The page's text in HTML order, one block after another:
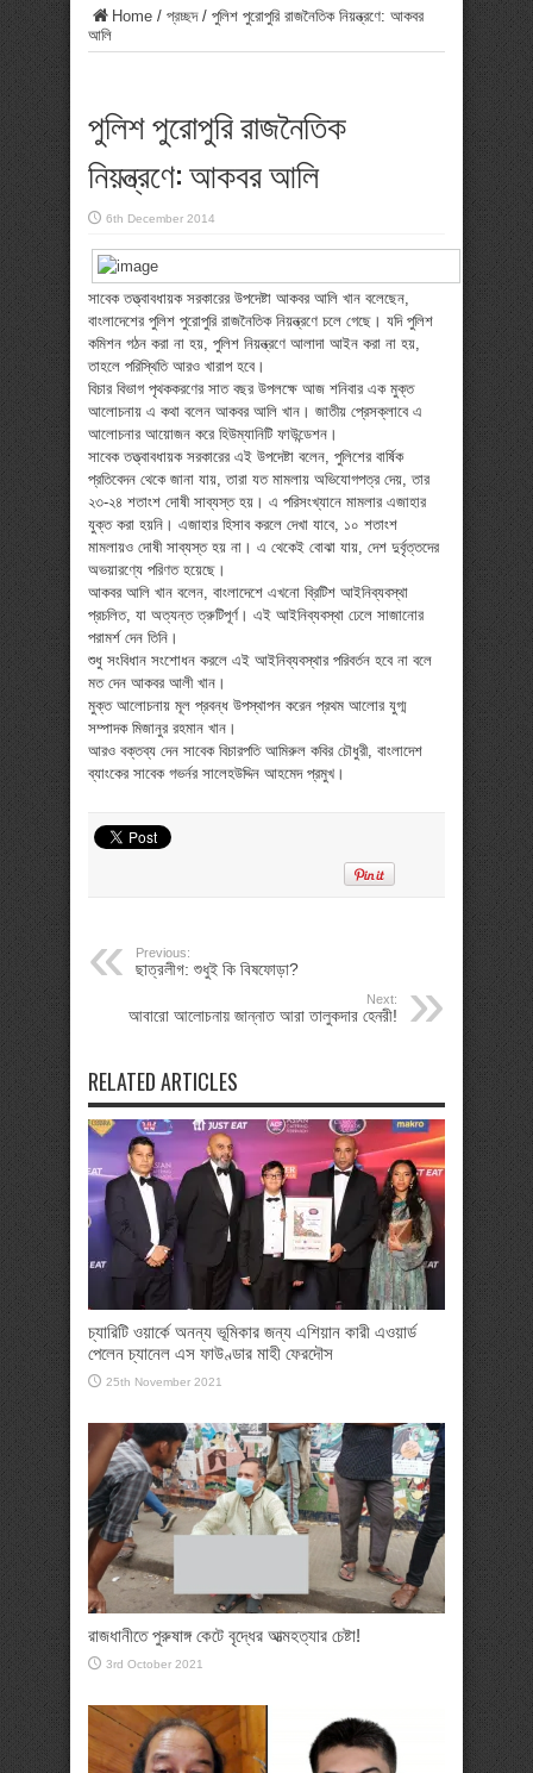
Home / প্রচ্ছদ/ পুলিশ পুরোপুরি রাজনৈতিক নিয়ন্ত্রণে: আকবর
আলি
পুলিশ পুরোপুরি রাজনৈতিক
নিয়ন্ত্রণে: আকবর আলি
6th December 2014
সাবেক তত্ত্বাবধায়ক সরকারের উপদেষ্টা আকবর আলি খান বলেছেন,
বাংলাদেশের পুলিশ পুরোপুরি রাজনৈতিক নিয়ন্ত্রণে চলে গেছে। যদি পুলিশ
কমিশন গঠন করা না হয়, পুলিশ নিয়ন্ত্রণে আলাদা আইন করা না হয়,
তাহলে পরিস্থিতি আরও খারাপ হবে।
বিচার বিভাগ পৃথককরণের সাত বছর উপলক্ষে আজ শনিবার এক মুক্ত
আলোচনায় এ কথা বলেন আকবর আলি খান। জাতীয় প্রেসক্লাবে এ
আলোচনার আয়োজন করে হিউম্যানিটি ফাউন্ডেশন।
সাবেক তত্ত্বাবধায়ক সরকারের এই উপদেষ্টা বলেন, পুলিশের বার্ষিক
প্রতিবেদন থেকে জানা যায়, তারা যত মামলায় অভিযোগপত্র দেয়, তার
২৩-২৪ শতাংশ দোষী সাব্যস্ত হয়। এ পরিসংখ্যানে মামলার এজাহার
যুক্ত করা হয়নি। এজাহার হিসাব করলে দেখা যাবে, ১০ শতাংশ
মামলায়ও দোষী সাব্যস্ত হয় না। এ থেকেই বোঝা যায়, দেশ দুর্বৃত্তদের
অভয়ারণ্যে পরিণত হয়েছে।
আকবর আলি খান বলেন, বাংলাদেশে এখনো ব্রিটিশ আইনিব্যবস্থা
প্রচলিত, যা অত্যন্ত ত্রুটিপূর্ণ। এই আইনিব্যবস্থা ঢেলে সাজানোর
পরামর্শ দেন তিনি।
শুধু সংবিধান সংশোধন করলে এই আইনিব্যবস্থার পরিবর্তন হবে না বলে
মত দেন আকবর আলী খান।
মুক্ত আলোচনায় মূল প্রবন্ধ উপস্থাপন করেন প্রথম আলোর যুগ্ম
সম্পাদক মিজানুর রহমান খান।
আরও বক্তব্য দেন সাবেক বিচারপতি আমিরুল কবির চৌধুরী, বাংলাদেশ
ব্যাংকের সাবেক গভর্নর সালেহউদ্দিন আহমেদ প্রমুখ।
Previous:
ছাত্রলীগ: শুধুই কি বিষফোড়া?
Next:
আবারো আলোচনায় জান্নাত আরা তালুকদার হেনরী!
RELATED ARTICLES
চ্যারিটি ওয়ার্কে অনন্য ভূমিকার জন্য এশিয়ান কারী এওয়ার্ড
পেলেন চ্যানেল এস ফাউণ্ডার মাহী ফেরদৌস
25th November 2021
রাজধানীতে পুরুষাঙ্গ কেটে বৃদ্ধের আত্মহত্যার চেষ্টা!
3rd October 2021